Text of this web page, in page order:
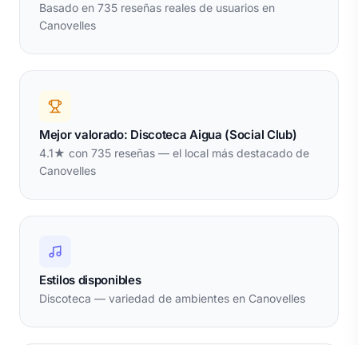
Basado en 735 reseñas reales de usuarios en
Canovelles
Mejor valorado: Discoteca Aigua (Social Club)
4.1★ con 735 reseñas — el local más destacado de
Canovelles
Estilos disponibles
Discoteca — variedad de ambientes en Canovelles